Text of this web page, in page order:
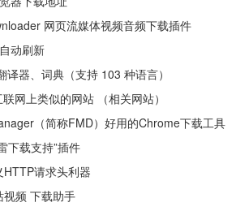
网页流媒体视频音频下载插件
动刷新
器、词典（支持 103 种语言）
网上类似的网站 （相关网站）
（简称FMD）好用的Chrome下载工具
下载支持”插件
请求头利器
视频 下载助手